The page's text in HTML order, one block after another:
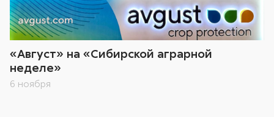
«Август» на «Сибирской аграрной
неделе»
6 ноября